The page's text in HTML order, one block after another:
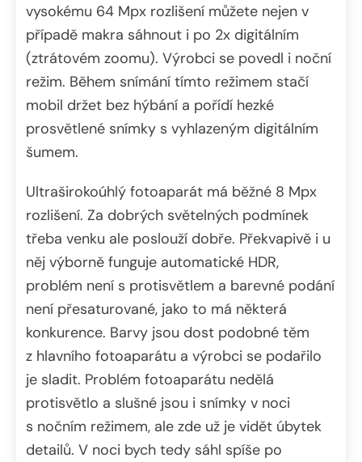
vysokému 64 Mpx rozlišení můžete nejen v
případě makra sáhnout i po 2x digitálním
(ztrátovém zoomu). Výrobci se povedl i noční
režim. Během snímání tímto režimem stačí
mobil držet bez hýbání a pořídí hezké
prosvětlené snímky s vyhlazeným digitálním
šumem.
Ultraširokoúhlý fotoaparát má běžné 8 Mpx
rozlišení. Za dobrých světelných podmínek
třeba venku ale poslouží dobře. Překvapivě i u
něj výborně funguje automatické HDR,
problém není s protisvětlem a barevné podání
není přesaturované, jako to má některá
konkurence. Barvy jsou dost podobné těm
z hlavního fotoaparátu a výrobci se podařilo
je sladit. Problém fotoaparátu nedělá
protisvětlo a slušné jsou i snímky v noci
s nočním režimem, ale zde už je vidět úbytek
detailů. V noci bych tedy sáhl spíše po